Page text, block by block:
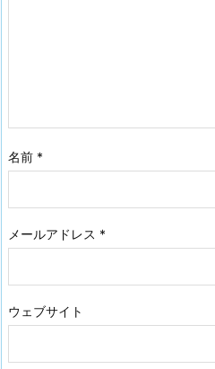
名前 *
メールアドレス *
ウェブサイト